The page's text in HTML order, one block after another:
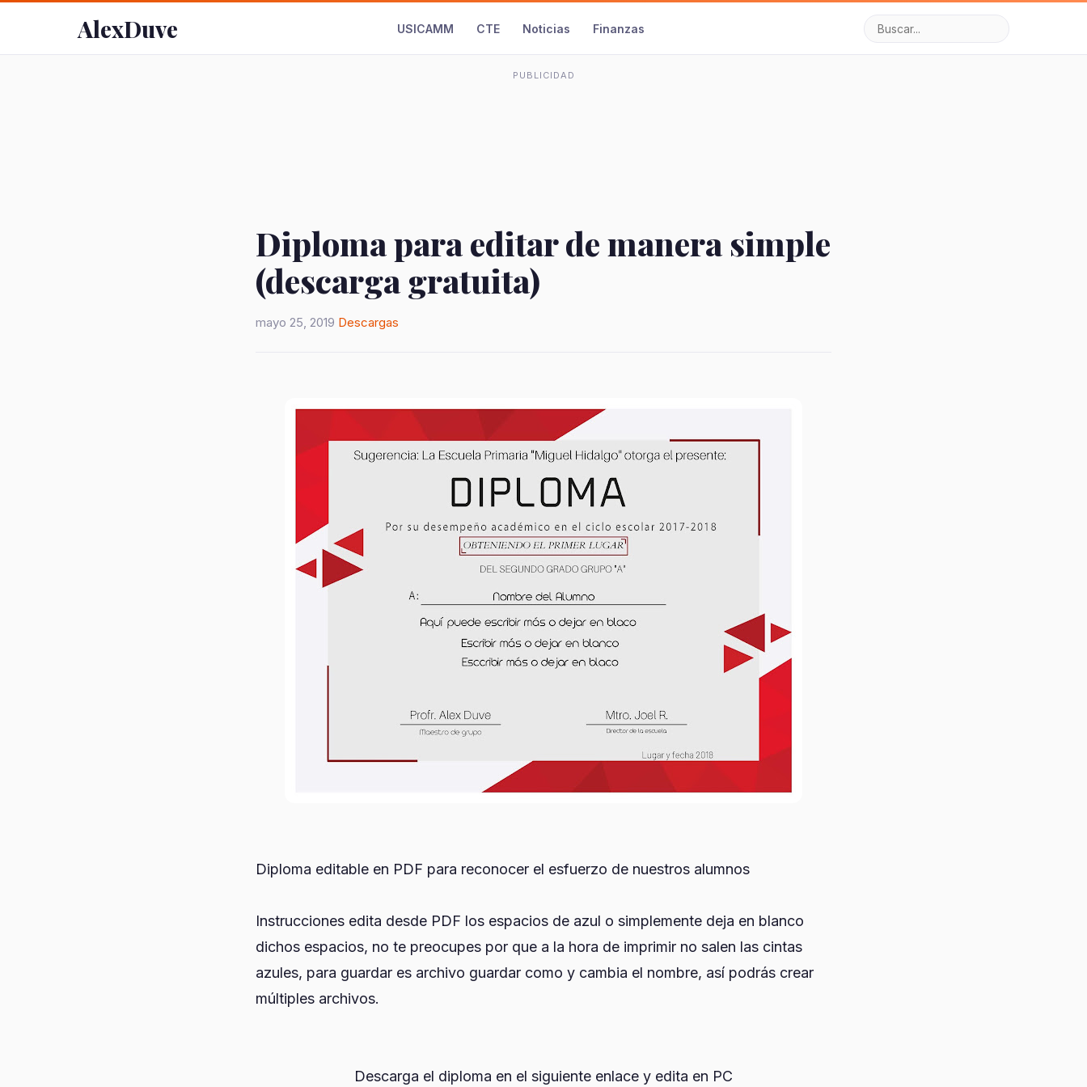
AlexDuve USICAMM CTE Noticias Finanzas
PUBLICIDAD
Diploma para editar de manera simple
(descarga gratuita)
mayo 25, 2019 Descargas
Diploma editable en PDF para reconocer el esfuerzo de nuestros alumnos
Instrucciones edita desde PDF los espacios de azul o simplemente deja en blanco
dichos espacios, no te preocupes por que a la hora de imprimir no salen las cintas
azules, para guardar es archivo guardar como y cambia el nombre, así podrás crear
múltiples archivos.
Descarga el diploma en el siguiente enlace y edita en PC